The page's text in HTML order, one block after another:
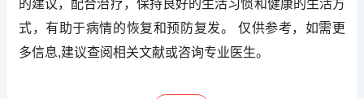
的建议，配合治疗，保持良好的生活习惯和健康的生活方
式，有助于病情的恢复和预防复发。 仅供参考，如需更
多信息,建议查阅相关文献或咨询专业医生。